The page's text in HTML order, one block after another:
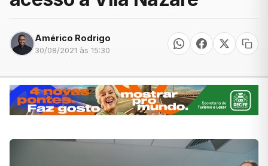
Américo Rodrigo
30/08/2021 às 15:30